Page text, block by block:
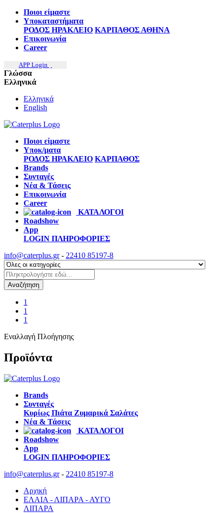
Ποιοι είμαστε
Υποκαταστήματα
ΡΟΔΟΣ ΗΡΑΚΛΕΙΟ ΚΑΡΠΑΘΟΣ ΑΘΗΝΑ
Επικοινωνία
Career
APP Login
Γλώσσα
Ελληνικά
Ελληνικά
English
Ποιοι είμαστε
Υποκ/ματα
ΡΟΔΟΣ ΗΡΑΚΛΕΙΟ ΚΑΡΠΑΘΟΣ
Brands
Συνταγές
Νέα & Τάσεις
Επικοινωνία
Career
ΚΑΤΑΛΟΓΟΙ
Roadshow
App
LOGIN ΠΛΗΡΟΦΟΡΙΕΣ
info@caterplus.gr- 22410 85197-8
Αναζήτηση
1
1
1
Εναλλαγή Πλοήγησης
Προϊόντα
Brands
Συνταγές
Κυρίως Πιάτα Ζυμαρικά Σαλάτες
Νέα & Τάσεις
ΚΑΤΑΛΟΓΟΙ
Roadshow
App
LOGIN ΠΛΗΡΟΦΟΡΙΕΣ
info@caterplus.gr- 22410 85197-8
Αρχική
ΕΛΑΙΑ - ΛΙΠΑΡΑ - ΑΥΓΟ
ΛΙΠΑΡΑ